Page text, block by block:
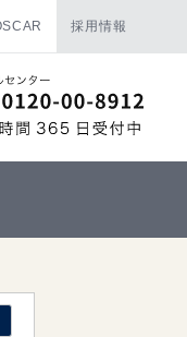
採用情報